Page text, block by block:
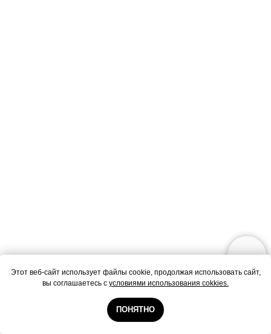
Этот веб-сайт использует файлы cookie, продолжая использовать сайт,
вы соглашаетесь с условиями использования cokkies.
ПОНЯТНО